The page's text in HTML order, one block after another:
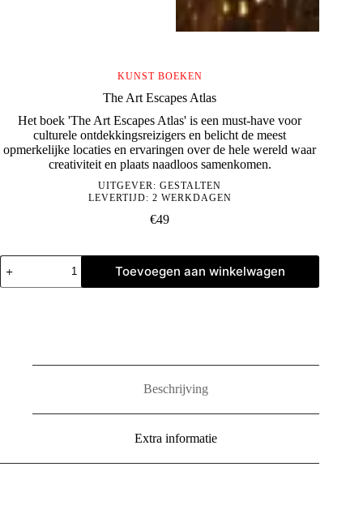
KUNST BOEKEN
The Art Escapes Atlas
Het boek 'The Art Escapes Atlas' is een must-have voor
culturele ontdekkingsreizigers en belicht de meest
opmerkelijke locaties en ervaringen over de hele wereld waar
creativiteit en plaats naadloos samenkomen.
UITGEVER:GESTALTEN
LEVERTIJD: 2 WERKDAGEN
€49
The
Art
Escapes
Toevoegen aan winkelwagen
Beschrijving
Extra informatie